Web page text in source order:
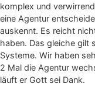
komplex und
eine Agentur
auskennt. Es reicht
haben. Das gleiche gilt
Systeme. Wir haben
2 Mal die Agentur
läuft er Gott sei Dank.